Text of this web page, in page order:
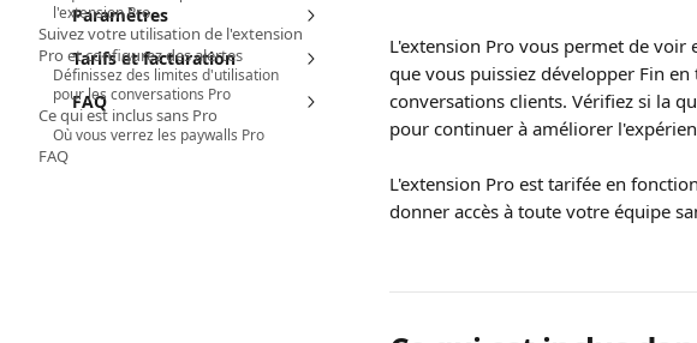
Paramètres
Tarifs et facturation
FAQ
L'extension Pro vous permet de
que vous puissiez développer Fin
conversations clients. Vérifiez si la
pour continuer à améliorer
L'extension Pro est tarifée en
donner accès à toute votre équipe
l'extension Pro
Suivez votre utilisation de l'extension
Pro et configurez des alertes
Définissez des limites d'utilisation
pour les conversations Pro
Ce qui est inclus sans Pro
Où vous verrez les paywalls Pro
FAQ